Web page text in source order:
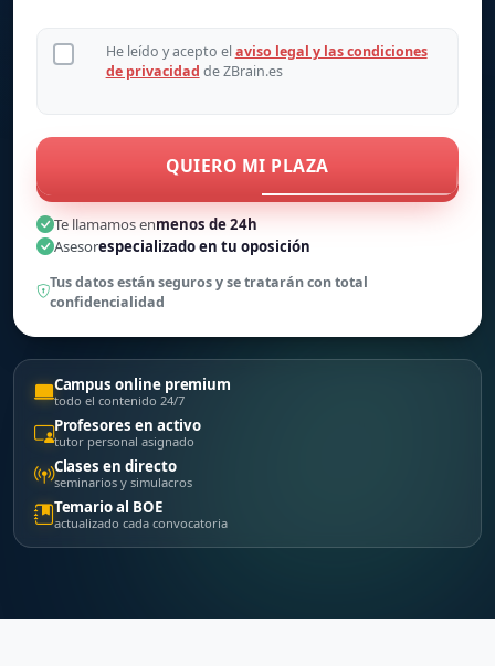
He leído y acepto el aviso legal y las condiciones
de privacidad de ZBrain.es
QUIERO MI PLAZA
Te llamamos enmenos de 24h
Asesorespecializado en tu oposición
Tus datos están seguros y se tratarán con total
confidencialidad
Campus online premium
todo el contenido 24/7
Profesores en activo
tutor personal asignado
Clases en directo
seminarios y simulacros
Temario al BOE
actualizado cada convocatoria